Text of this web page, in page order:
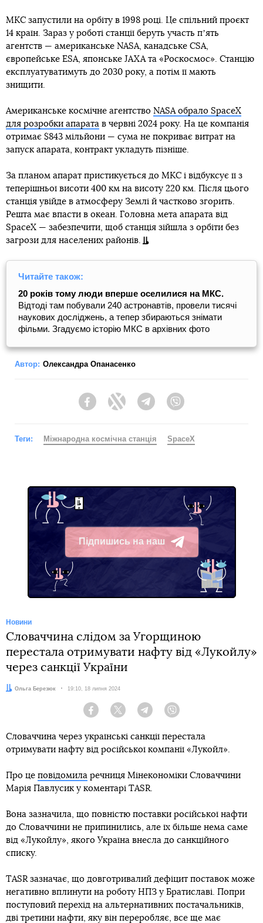
МКС запустили на орбіту в 1998 році. Це спільний проєкт
14 країн. Зараз у роботі станції беруть участь пʼять
агентств — американське NASA, канадське CSA,
європейське ESA, японське JAXA та «Роскосмос». Станцію
експлуатуватимуть до 2030 року, а потім її мають
знищити.
Американське космічне агентство NASA обрало SpaceX
для розробки апарата в червні 2024 року. На це компанія
отримає $843 мільйони — сума не покриває витрат на
запуск апарата, контракт укладуть пізніше.
За планом апарат пристикується до МКС і відбуксує її з
теперішньої висоти 400 км на висоту 220 км. Після цього
станція увійде в атмосферу Землі й частково згорить.
Решта має впасти в океан. Головна мета апарата від
SpaceX — забезпечити, щоб станція зійшла з орбіти без
загрози для населених районів.
Читайте також:
20 років тому люди вперше оселилися на МКС.
Відтоді там побували 240 астронавтів, провели тисячі
наукових досліджень, а тепер збираються знімати
фільми. Згадуємо історію МКС в архівних фото
Автор: Олександра Опанасенко
FacebookTwitter Telegram
Теги: Міжнародна космічна станція SpaceX
Підпишись на наш
Telegram
Новини
Словаччина слідом за Угорщиною
перестала отримувати нафту від «Лукойлу»
через санкції України
Автор:
Ольга Березюк Дата:
19:10, 18 липня 2024
Facebook Twitter Telegram
Словаччина через українські санкції перестала
отримувати нафту від російської компанії «Лукойл».
Про це повідомила речниця Мінекономіки Словаччини
Марія Павлусик у коментарі TASR.
Вона зазначила, що повністю поставки російської нафти
до Словаччини не припинились, але їх більше нема саме
від «Лукойлу», якого Україна внесла до санкційного
списку.
TASR зазначає, що довготривалий дефіцит поставок може
негативно вплинути на роботу НПЗ у Братиславі. Попри
поступовий перехід на альтернативних постачальників,
дві третини нафти, яку він переробляє, все ще має